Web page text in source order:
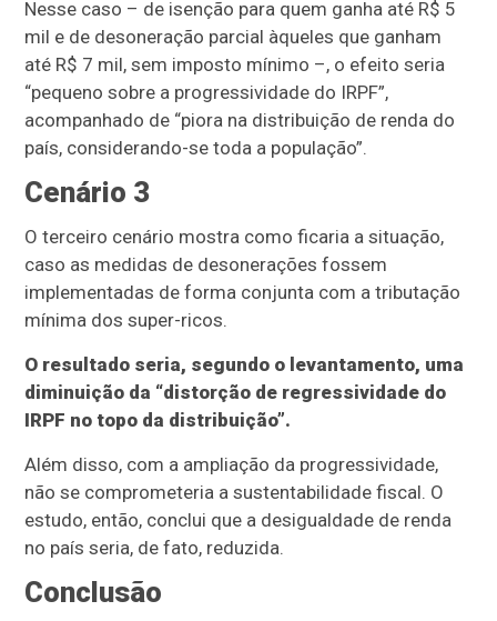
Nesse caso – de isenção para quem ganha até R$ 5
mil e de desoneração parcial àqueles que ganham
até R$ 7 mil, sem imposto mínimo –, o efeito seria
“pequeno sobre a progressividade do IRPF”,
acompanhado de “piora na distribuição de renda do
país, considerando-se toda a população”.
Cenário 3
O terceiro cenário mostra como ficaria a situação,
caso as medidas de desonerações fossem
implementadas de forma conjunta com a tributação
mínima dos super-ricos.
O resultado seria, segundo o levantamento, uma
diminuição da “distorção de regressividade do
IRPF no topo da distribuição”.
Além disso, com a ampliação da progressividade,
não se comprometeria a sustentabilidade fiscal. O
estudo, então, conclui que a desigualdade de renda
no país seria, de fato, reduzida.
Conclusão